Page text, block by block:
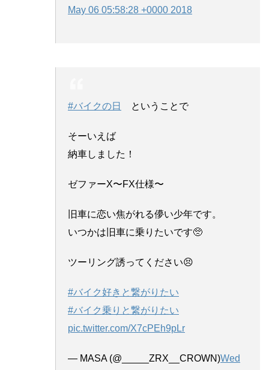
May 06 05:58:28 +0000 2018
#バイクの日 ということで
そーいえば
納車しました！
ゼファーX〜FX仕様〜
旧車に恋い焦がれる儚い少年です。
いつかは旧車に乗りたいです🥺
ツーリング誘ってください😣
#バイク好きと繋がりたい
#バイク乗りと繋がりたい
pic.twitter.com/X7cPEh9pLr
— MASA (@_____ZRX__CROWN)Wed